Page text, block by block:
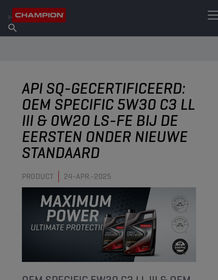
Over Champion
Vind een verkooppunt
API SQ-GECERTIFICEERD:
OEM SPECIFIC 5W30 C3 LL
III & 0W20 LS-FE BIJ DE
EERSTEN ONDER NIEUWE
STANDAARD
PRODUCT 24-APR.-2025